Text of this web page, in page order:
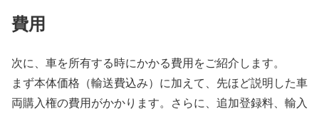
費用
次に、車を所有する時にかかる費用をご紹介します。
まず本体価格（輸送費込み）に加えて、先ほど説明した車
両購入権の費用がかかります。さらに、追加登録料、輸入